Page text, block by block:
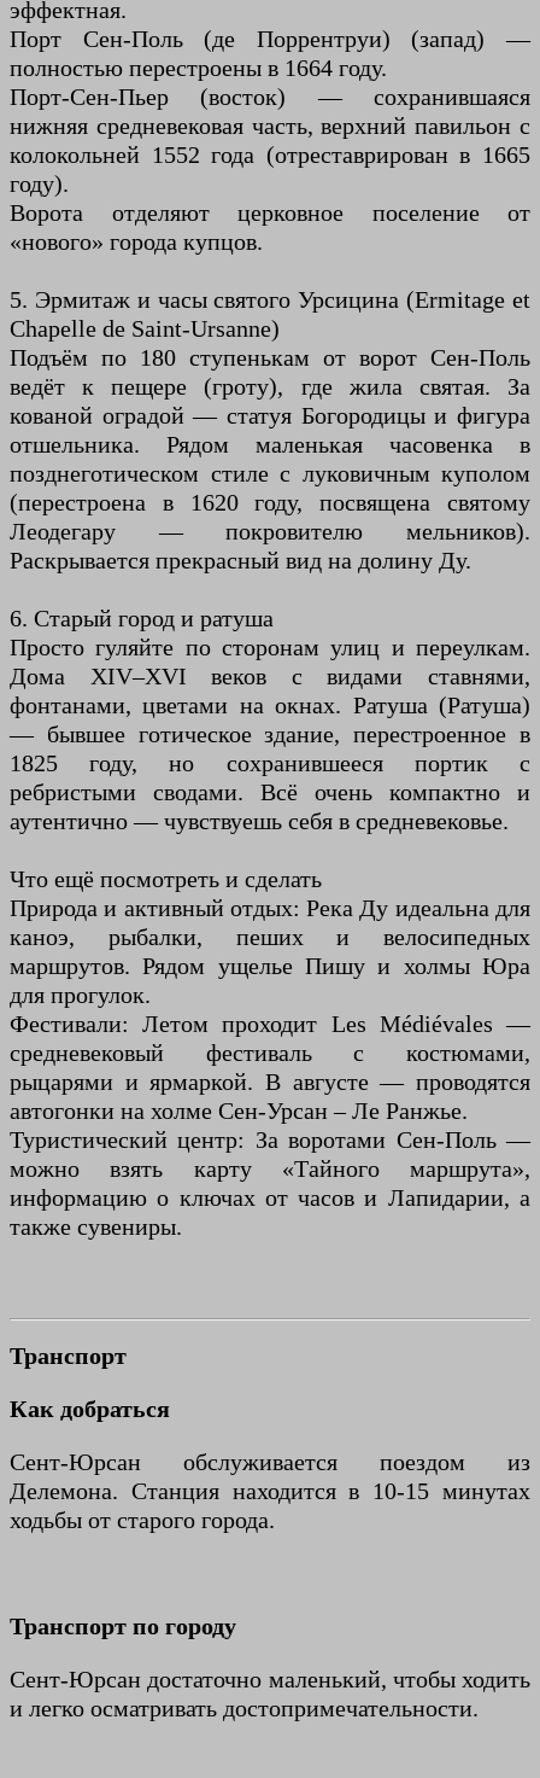
эффектная.
Порт Сен-Поль (де Поррентруи) (запад) —
полностью перестроены в 1664 году.
Порт-Сен-Пьер (восток) — сохранившаяся
нижняя средневековая часть, верхний павильон с
колокольней 1552 года (отреставрирован в 1665
году).
Ворота отделяют церковное поселение от
«нового» города купцов.
5. Эрмитаж и часы святого Урсицина (Ermitage et
Chapelle de Saint-Ursanne)
Подъём по 180 ступенькам от ворот Сен-Поль
ведёт к пещере (гроту), где жила святая. За
кованой оградой — статуя Богородицы и фигура
отшельника. Рядом маленькая часовенка в
позднеготическом стиле с луковичным куполом
(перестроена в 1620 году, посвящена святому
Леодегару — покровителю мельников).
Раскрывается прекрасный вид на долину Ду.
6. Старый город и ратуша
Просто гуляйте по сторонам улиц и переулкам.
Дома XIV–XVI веков с видами ставнями,
фонтанами, цветами на окнах. Ратуша (Ратуша)
— бывшее готическое здание, перестроенное в
1825 году, но сохранившееся портик с
ребристыми сводами. Всё очень компактно и
аутентично — чувствуешь себя в средневековье.
Что ещё посмотреть и сделать
Природа и активный отдых: Река Ду идеальна для
каноэ, рыбалки, пеших и велосипедных
маршрутов. Рядом ущелье Пишу и холмы Юра
для прогулок.
Фестивали: Летом проходит Les Médiévales —
средневековый фестиваль с костюмами,
рыцарями и ярмаркой. В августе — проводятся
автогонки на холме Сен-Урсан – Ле Ранжье.
Туристический центр: За воротами Сен-Поль —
можно взять карту «Тайного маршрута»,
информацию о ключах от часов и Лапидарии, а
также сувениры.
Транспорт
Как добраться
Сент-Юрсан обслуживается поездом из
Делемона. Станция находится в 10-15 минутах
ходьбы от старого города.
Транспорт по городу
Сент-Юрсан достаточно маленький, чтобы ходить
и легко осматривать достопримечательности.